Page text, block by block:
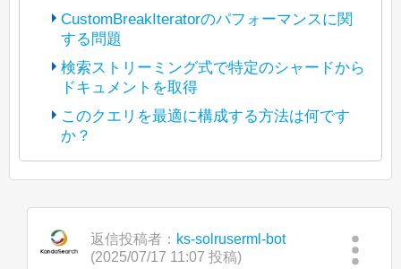
67n5omzpkmrdzvsbr02bd
into Japanese and reposted it under
Apache License 2.0. The copyright of
posted content is held by the original
poster.)
こんにちは、
Solrのコントロールスクリプトを使用し
て新しいconfigsetをZooKeeperにアップ
せんでした。
(The bot translated the original post
https://lists.apache.org/thread/p3t5jbhwz
y7xgyv1rlyzcqyl5d4295b5
into Japanese and reposted it under
Apache License 2.0. The copyright of
posted content is held by the original
poster.)
めています。
CustomBreakIteratorのパフォーマンスに関
する問題
(The bot translated the original post
https://lists.apache.org/thread/4kryrpfp9b
dl3dbyb77vnmlfdlcg0dcd
Apache License 2.0. The copyright of
poster.)
こんにちは、
検索ストリーミング式で特定のシャードから
ドキュメントを取得
(The bot translated the original post
9c2kg97xh244ppj1v5jgc2
posted content is held by the original
poster.)
このクエリを最適に構成する方法は何です
か？
以下のディスカッションを参照してくだ
さい：
https://issues.apache.org/jira/browse
/LUCENE-7148
返信投稿者： ks-solruserml-bot
(2025/07/17 11:07 投稿)